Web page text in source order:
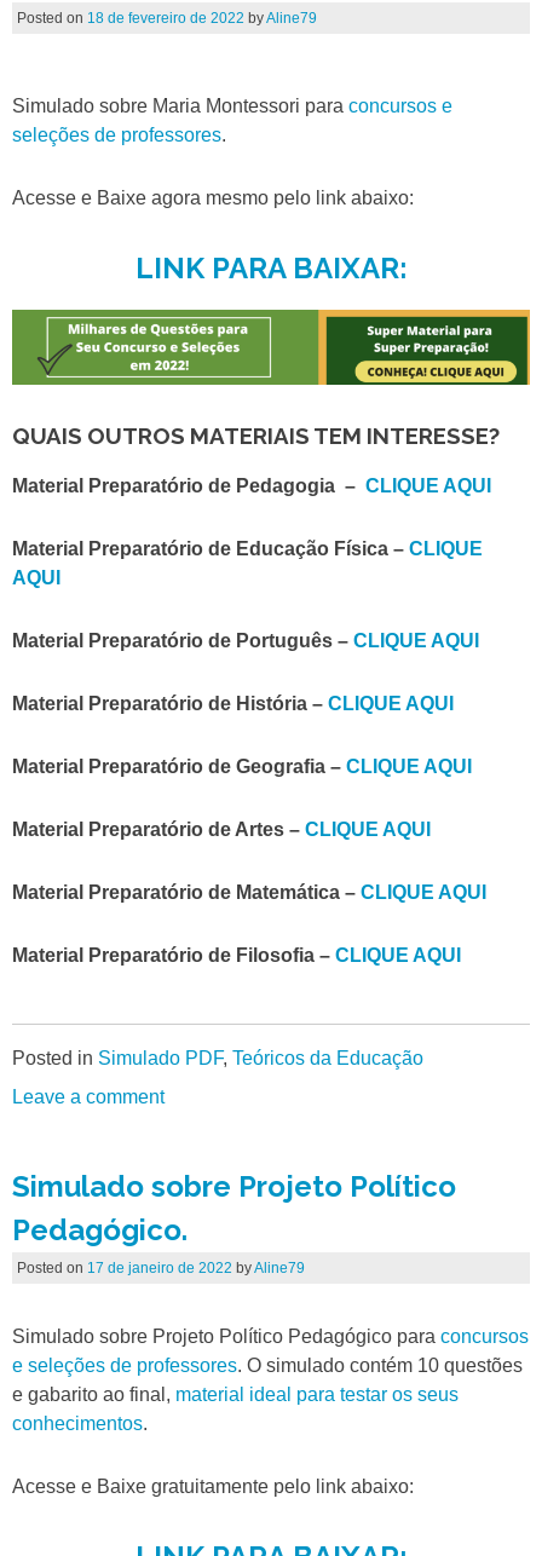
Posted on 18 de fevereiro de 2022 byAline79
Simulado sobre Maria Montessori para concursos e
seleções de professores.
Acesse e Baixe agora mesmo pelo link abaixo:
LINK PARA BAIXAR:
QUAIS OUTROS MATERIAIS TEM INTERESSE?
Material Preparatório de Pedagogia – CLIQUE AQUI
Material Preparatório de Educação Física – CLIQUE
AQUI
Material Preparatório de Português – CLIQUE AQUI
Material Preparatório de História – CLIQUE AQUI
Material Preparatório de Geografia – CLIQUE AQUI
Material Preparatório de Artes – CLIQUE AQUI
Material Preparatório de Matemática – CLIQUE AQUI
Material Preparatório de Filosofia – CLIQUE AQUI
Posted in Simulado PDF, Teóricos da Educação
Leave a comment
Simulado sobre Projeto Político
Pedagógico.
Posted on 17 de janeiro de 2022 byAline79
Simulado sobre Projeto Político Pedagógico para concursos
e seleções de professores. O simulado contém 10 questões
e gabarito ao final, material ideal para testar os seus
conhecimentos.
Acesse e Baixe gratuitamente pelo link abaixo: